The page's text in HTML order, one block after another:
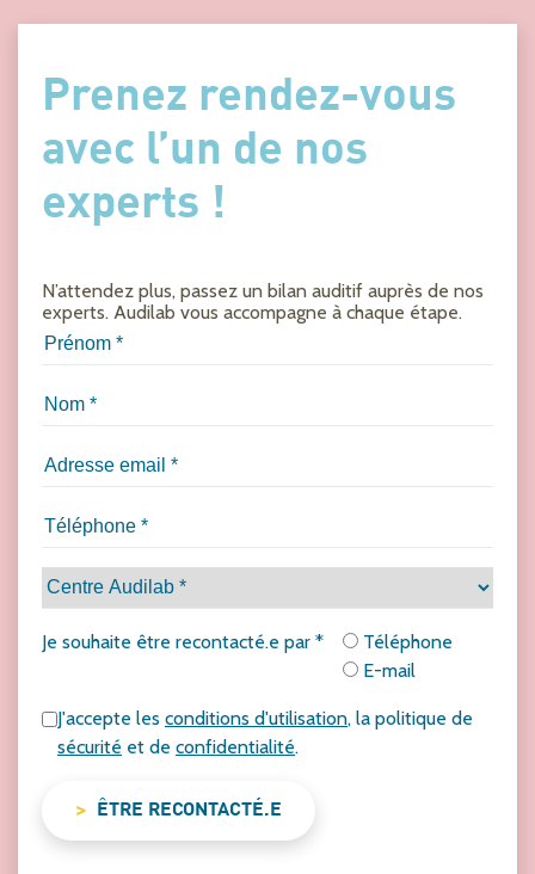
Prenez rendez-vous
avec l’un de nos
experts !
N’attendez plus, passez un bilan auditif auprès de nos
experts. Audilab vous accompagne à chaque étape.
Je souhaite être recontacté.e par *
Téléphone
E-mail
J'accepte les conditions d'utilisation, la politique de
sécurité et de confidentialité.
ÊTRE RECONTACTÉ.E